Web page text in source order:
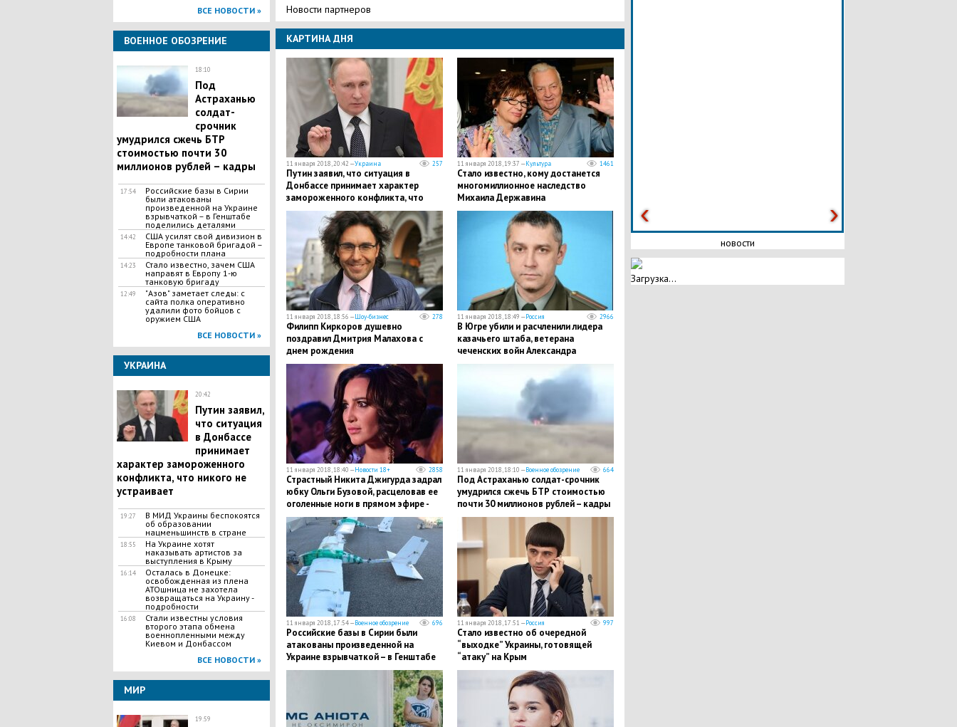
ВСЕ НОВОСТИ »
ВОЕННОЕ ОБОЗРЕНИЕ
18:10
Под
Астраханью
солдат-
срочник
умудрился сжечь БТР
стоимостью почти 30
миллионов рублей – кадры
17:54
Российские базы в Сирии
были атакованы
произведенной на Украине
взрывчаткой – в Генштабе
поделились деталями
14:42
США усилят свой дивизион в
Европе танковой бригадой –
подробности плана
14:23
​Стало известно, зачем США
направят в Европу 1-ю
танковую бригаду
12:49
"Азов" заметает следы: с
сайта полка оперативно
удалили фото бойцов с
оружием США
ВСЕ НОВОСТИ »
УКРАИНА
20:42
Путин заявил,
что ситуация
в Донбассе
принимает
характер замороженного
конфликта, что никого не
устраивает
19:27
В МИД Украины беспокоятся
об образовании
нацменьшинств в стране
18:55
На Украине хотят
наказывать артистов за
выступления в Крыму
16:14
Осталась в Донецке:
освобожденная из плена
АТОшница не захотела
возвращаться на Украину -
подробности
16:08
Стали известны условия
второго этапа обмена
военнопленными между
Киевом и Донбассом
ВСЕ НОВОСТИ »
МИР
19:59
Новости партнеров
КАРТИНА ДНЯ
11 января 2018, 20:42 —Украина 257
Путин заявил, что ситуация в
Донбассе принимает характер
замороженного конфликта, что
никого не устраивает
11 января 2018, 19:37 —Культура 1461
​Стало известно, кому достанется
многомиллионное наследство
Михаила Державина
11 января 2018, 18:56 —Шоу-бизнес 278
​Филипп Киркоров душевно
поздравил Дмитрия Малахова с
днем рождения
11 января 2018, 18:49 —Россия 2966
В Югре убили и pacчленили лидера
казачьего штаба, ветерана
чеченских войн Aлександра
Лаврова
11 января 2018, 18:40 —Новости 18+ 2858
Страстный Никита Джигурда задрал
юбку Ольги Бузовой, расцеловав ее
оголенные ноги в прямом эфире -
сенсационные кадры
11 января 2018, 18:10 —Военное обозрение 664
Под Астраханью солдат-срочник
умудрился сжечь БТР стоимостью
почти 30 миллионов рублей – кадры
11 января 2018, 17:54 —Военное обозрение 696
Российские базы в Сирии были
атакованы произведенной на
Украине взрывчаткой – в Генштабе
поделились деталями
11 января 2018, 17:51 —Россия 997
​Стало известно об очередной
“выходке” Украины, готовящей
“атаку” на Крым
новости
Загрузка...